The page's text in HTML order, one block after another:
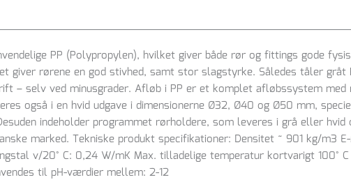
PP (Polypropylen), hvilket giver både rør og fittings gode
giver rørene en god stivhed, samt stor slagstyrke. Således tåler gråt
– selv ved minusgrader. Afløb i PP er et komplet afløbssystem
også i en hvid udgave i dimensionerne Ø32, Ø40 og Ø50 mm,
indeholder programmet rørholdere, som leveres i grå eller hvid
marked. Tekniske produkt specifikationer: Densitet ~ 901 kg/m3
v/20° C: 0,24 W/mK Max. tilladelige temperatur kortvarigt 100°
til pH-værdier mellem: 2-12